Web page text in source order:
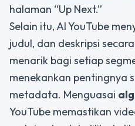
halaman “Up Next.”
Selain itu, AI YouTube
judul, dan deskripsi
menarik bagi setiap
menekankan pentingnya
metadata. Menguasai
YouTube memastikan